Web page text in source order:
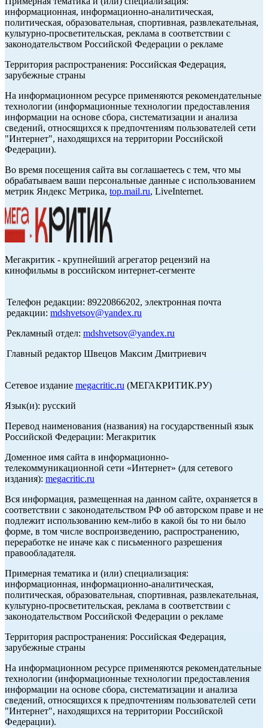
информационная, информационно-аналитическая,
политическая, образовательная, спортивная, развлекательная,
культурно-просветительская, реклама в соответствии с
законодательством Российской Федерации о рекламе
Территория распространения: Российская Федерация,
зарубежные страны
На информационном ресурсе применяются рекомендательные
технологии (информационные технологии предоставления
информации на основе сбора, систематизации и анализа
сведений, относящихся к предпочтениям пользователей сети
"Интернет", находящихся на территории Российской
Федерации).
Во время посещения сайта вы соглашаетесь с тем, что мы
обрабатываем ваши персональные данные с использованием
метрик Яндекс Метрика, top.mail.ru, LiveInternet.
Мегакритик - крупнейший агрегатор рецензий на
кинофильмы в российском интернет-сегменте
Телефон редакции: 89220866202, электронная почта
редакции: mdshvetsov@yandex.ru
Рекламный отдел: mdshvetsov@yandex.ru
Главный редактор Швецов Максим Дмитриевич
Сетевое издание megacritic.ru (МЕГАКРИТИК.РУ)
Язык(и): русский
Перевод наименования (названия) на государственный язык
Российской Федерации: Мегакритик
Доменное имя сайта в информационно-
телекоммуникационной сети «Интернет» (для сетевого
издания): megacritic.ru
Вся информация, размещенная на данном сайте, охраняется в
соответствии с законодательством РФ об авторском праве и не
подлежит использованию кем-либо в какой бы то ни было
форме, в том числе воспроизведению, распространению,
переработке не иначе как с письменного разрешения
правообладателя.
Примерная тематика и (или) специализация:
информационная, информационно-аналитическая,
политическая, образовательная, спортивная, развлекательная,
культурно-просветительская, реклама в соответствии с
законодательством Российской Федерации о рекламе
Территория распространения: Российская Федерация,
зарубежные страны
На информационном ресурсе применяются рекомендательные
технологии (информационные технологии предоставления
информации на основе сбора, систематизации и анализа
сведений, относящихся к предпочтениям пользователей сети
"Интернет", находящихся на территории Российской
Федерации).